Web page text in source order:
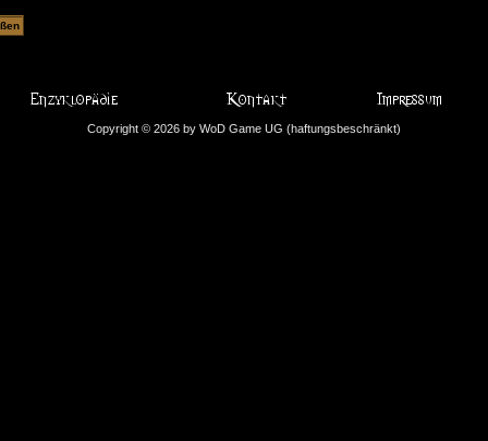
Copyright © 2026 by WoD Game UG (haftungsbeschränkt)